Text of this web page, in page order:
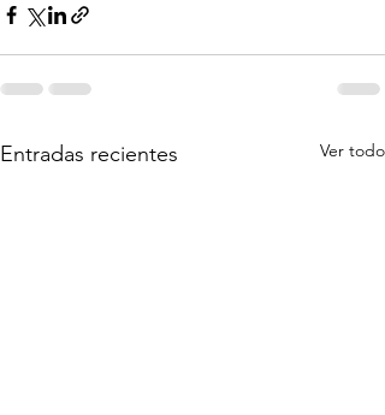
Entradas recientes Ver todo